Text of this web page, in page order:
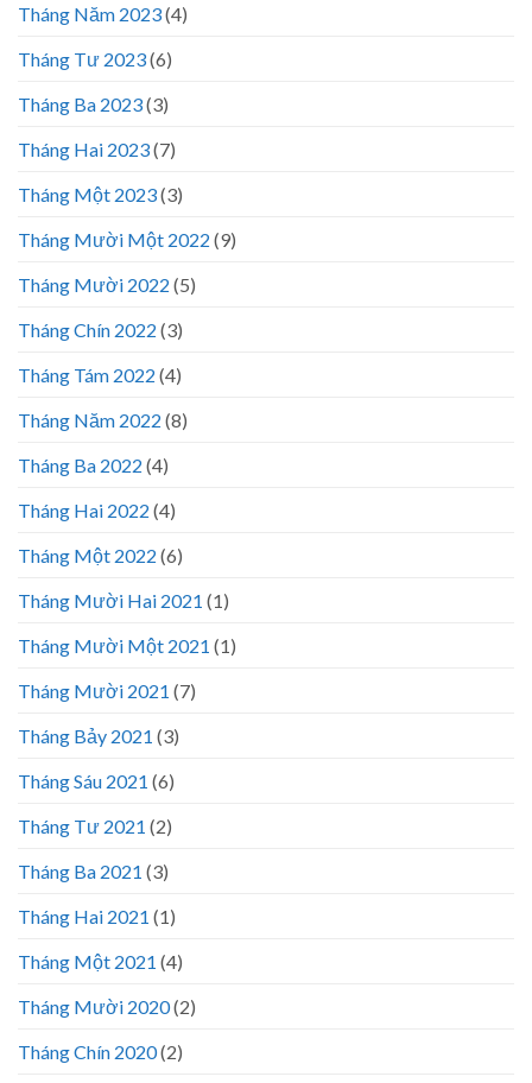
Tháng Năm 2023(4)
Tháng Tư 2023(6)
Tháng Ba 2023(3)
Tháng Hai 2023(7)
Tháng Một 2023(3)
Tháng Mười Một 2022 (9)
Tháng Mười 2022 (5)
Tháng Chín 2022 (3)
Tháng Tám 2022 (4)
Tháng Năm 2022 (8)
Tháng Ba 2022 (4)
Tháng Hai 2022 (4)
Tháng Một 2022 (6)
Tháng Mười Hai 2021 (1)
Tháng Mười Một 2021 (1)
Tháng Mười 2021 (7)
Tháng Bảy 2021 (3)
Tháng Sáu 2021 (6)
Tháng Tư 2021 (2)
Tháng Ba 2021 (3)
Tháng Hai 2021 (1)
Tháng Một 2021 (4)
Tháng Mười 2020(2)
Tháng Chín 2020(2)